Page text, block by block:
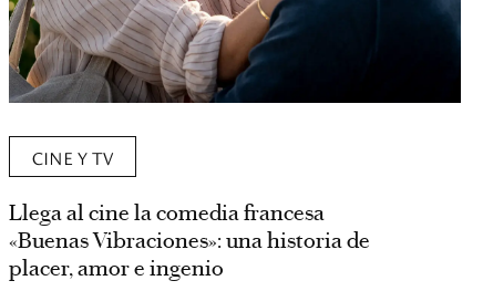
CINE Y TV
Llega al cine la comedia francesa
«Buenas Vibraciones»: una historia de
placer, amor e ingenio